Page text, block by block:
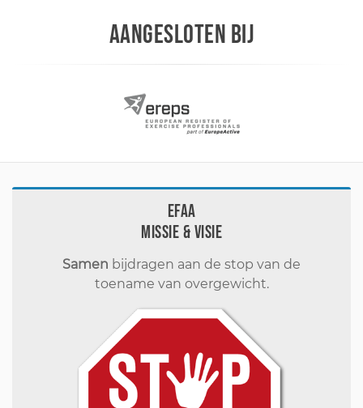
AANGESLOTEN BIJ
EFAA
Missie & visie
Samen bijdragen aan de stop van de
toename van overgewicht.